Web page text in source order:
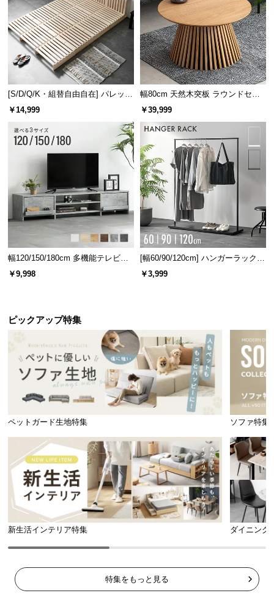
横幅 奥行き 高さ
約57cm 約29cm 約9.2cm
物の出し入れがしやすいデスク下収納
物を手に取りやすいデスク下収納。A4サイズも収ま
る奥行きなのでノートやファイルもさっとしまうこ
とができます。
横幅
約57cm 約48.1cm 約9.1cm
さっと拭くだけ簡単お手入れ
水をこぼしてしまった場合でもさっと拭くだけなの
でお手入れらくらくです。
[S/D/Q/K・組替自由自在] パレット
ベッド 8/12/16枚セット
￥14,999
幅80cm 天然木突板 ラウンドセン
ターテーブル 美しい格子デザイン
￥39,999
幅120/150/180cm 多機能テレビボ
ード 木目/石目調 オープン収納・
引き出し収納付き
￥9,998
[幅60/90/120cm] ハンガーラック
スチール 4段階高さ調節 サイドフ
ック オープンラック シンプル
￥3,999
ピックアップ特集
ペットガード生地特集 ソファ特集
新生活インテリア特集 ダイニング
特集をもっと見る